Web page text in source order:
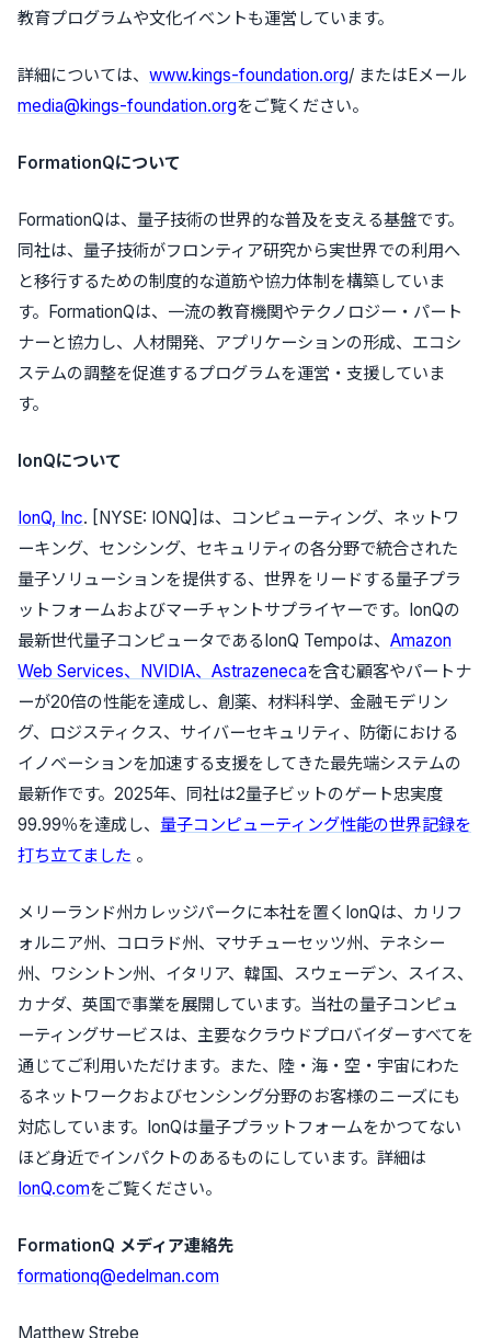
教育プログラムや文化イベントも運営しています。
詳細については、 www.kings-foundation.org/ またはEメール
media@kings-foundation.orgをご覧ください。
FormationQについて
FormationQは、量子技術の世界的な普及を支える基盤です。
同社は、量子技術がフロンティア研究から実世界での利用へ
と移行するための制度的な道筋や協力体制を構築していま
す。FormationQは、一流の教育機関やテクノロジー・パート
ナーと協力し、人材開発、アプリケーションの形成、エコシ
ステムの調整を促進するプログラムを運営・支援していま
す。
IonQについて
IonQ, Inc. [NYSE: IONQ]は、コンピューティング、ネットワ
ーキング、センシング、セキュリティの各分野で統合された
量子ソリューションを提供する、世界をリードする量子プラ
ットフォームおよびマーチャントサプライヤーです。IonQの
最新世代量子コンピュータであるIonQ Tempoは、 Amazon
Web Services、NVIDIA、Astrazenecaを含む顧客やパートナ
ーが20倍の性能を達成し、創薬、材料科学、金融モデリン
グ、ロジスティクス、サイバーセキュリティ、防衛における
イノベーションを加速する支援をしてきた最先端システムの
最新作です。2025年、同社は2量子ビットのゲート忠実度
99.99％を達成し、 量子コンピューティング性能の世界記録を
打ち立てました 。
メリーランド州カレッジパークに本社を置くIonQは、カリフ
ォルニア州、コロラド州、マサチューセッツ州、テネシー
州、ワシントン州、イタリア、韓国、スウェーデン、スイス、
カナダ、英国で事業を展開しています。当社の量子コンピュ
ーティングサービスは、主要なクラウドプロバイダーすべてを
通じてご利用いただけます。また、陸・海・空・宇宙にわた
るネットワークおよびセンシング分野のお客様のニーズにも
対応しています。IonQは量子プラットフォームをかつてない
ほど身近でインパクトのあるものにしています。詳細は
IonQ.comをご覧ください。
FormationQ メディア連絡先
formationq@edelman.com
Matthew Strebe